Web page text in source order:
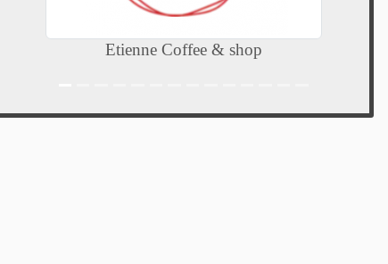
Etienne Coffee & shop